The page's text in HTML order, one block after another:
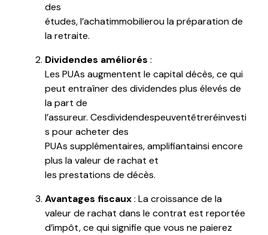
des
études,l’achatimmobilieroulapréparationde
laretraite.
Dividendes améliorés :
Les PUAs augmentent le capital décès, ce qui
peut entraîner des dividendes plus élevés de
la part de
l’assureur. Cesdividendespeuventêtreréinvesti
s pouracheterdes
PUAs supplémentaires,amplifiantainsiencore
plus lavaleurde rachat et
les prestations de décès.
Avantages fiscaux: La croissance de la
valeur de rachat dans le contrat est reportée
d’impôt, ce qui signifie que vous ne paierez